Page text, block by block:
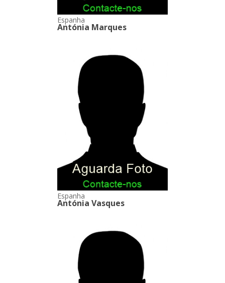
Espanha
Antónia Marques
Espanha
Antónia Vasques